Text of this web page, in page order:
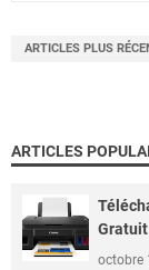
ARTICLES PLUS
ARTICLES
Gratuit
octobre